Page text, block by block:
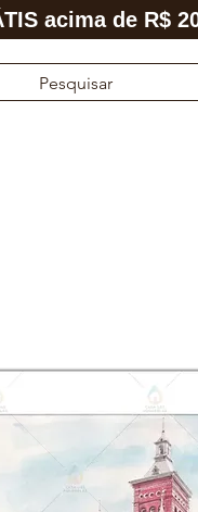
Aquarelas de
acima de R$